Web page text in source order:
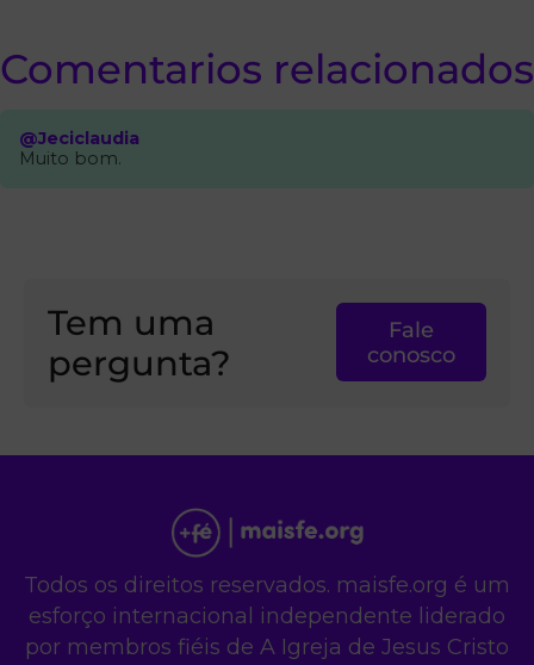
Comentarios relacionados
@Jeciclaudia
Muito bom.
Tem uma
pergunta?
Fale
conosco
Todos os direitos reservados. maisfe.org é um
esforço internacional independente liderado
por membros fiéis de A Igreja de Jesus Cristo